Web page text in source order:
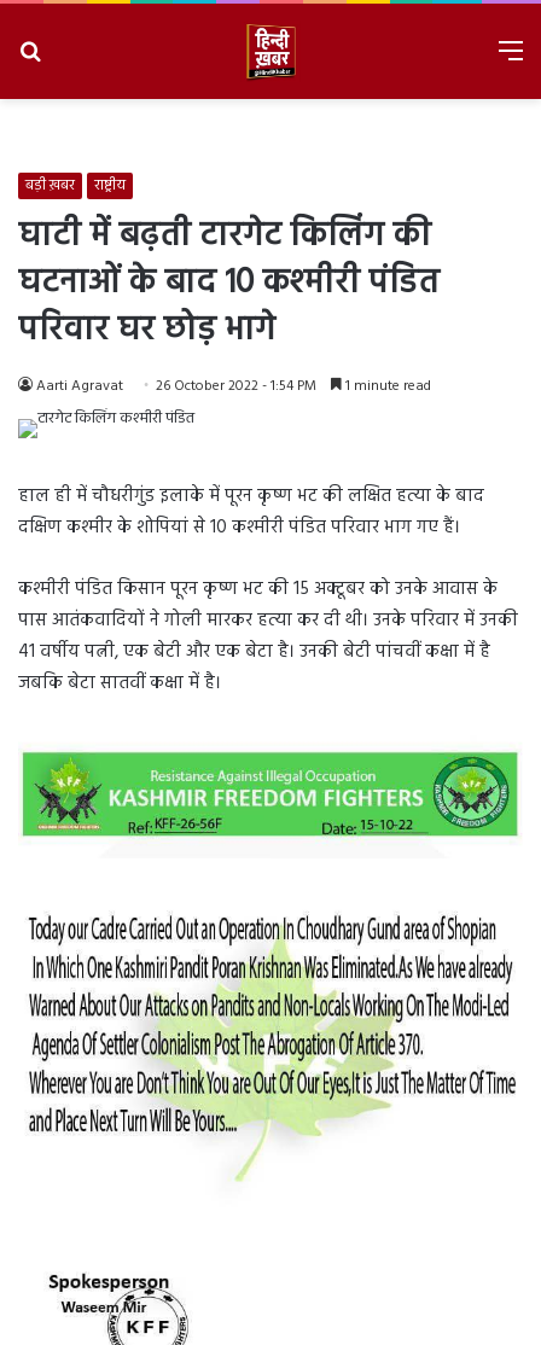
बड़ी ख़बर राष्ट्रीय
घाटी में बढ़ती टारगेट किलिंग की
घटनाओं के बाद 10 कश्मीरी पंडित
परिवार घर छोड़ भागे
Aarti Agravat 26 October 2022 - 1:54 PM 1 minute read
हाल ही में चौधरीगुंड इलाके में पूरन कृष्ण भट की लक्षित हत्या के बाद
दक्षिण कश्मीर के शोपियां से 10 कश्मीरी पंडित परिवार भाग गए हैं।
कश्मीरी पंडित किसान पूरन कृष्ण भट की 15 अक्टूबर को उनके आवास के
पास आतंकवादियों ने गोली मारकर हत्या कर दी थी। उनके परिवार में उनकी
41 वर्षीय पत्नी, एक बेटी और एक बेटा है। उनकी बेटी पांचवीं कक्षा में है
जबकि बेटा सातवीं कक्षा में है।